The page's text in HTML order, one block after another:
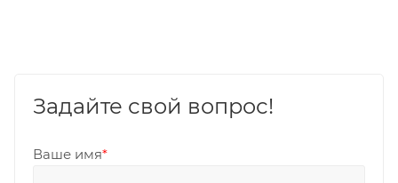
Задайте свой вопрос!
Ваше имя*